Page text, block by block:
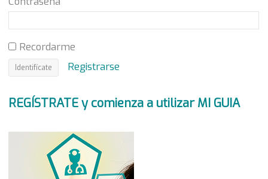
Recordarme
Registrarse
REGÍSTRATE y comienza a utilizar MI GUIA